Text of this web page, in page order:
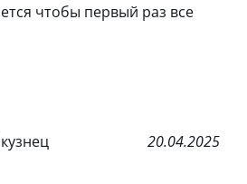
чтобы первый раз все
20.04.2025